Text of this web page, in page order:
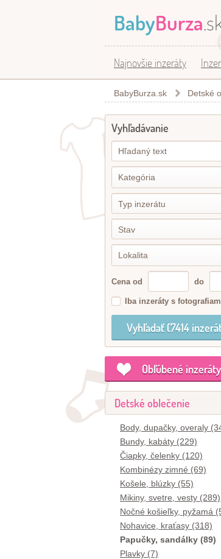
BabyBurza
Najnovšie inzeráty
BabyBurza.sk Detské
Vyhľadávanie
Typ inzerátu
Stav
Cena od do
Iba inzeráty s
Obľúbené inzeráty
Detské oblečenie
Body, dupačky, overaly
Bundy, kabáty (229)
Čiapky, čelenky (120)
Kombinézy zimné (69)
Košele, blúzky (55)
Mikiny, svetre, vesty (289)
Nočné košieľky, pyžamá
Nohavice, kraťasy (318)
Papučky, sandálky (89)
Plavky (7)